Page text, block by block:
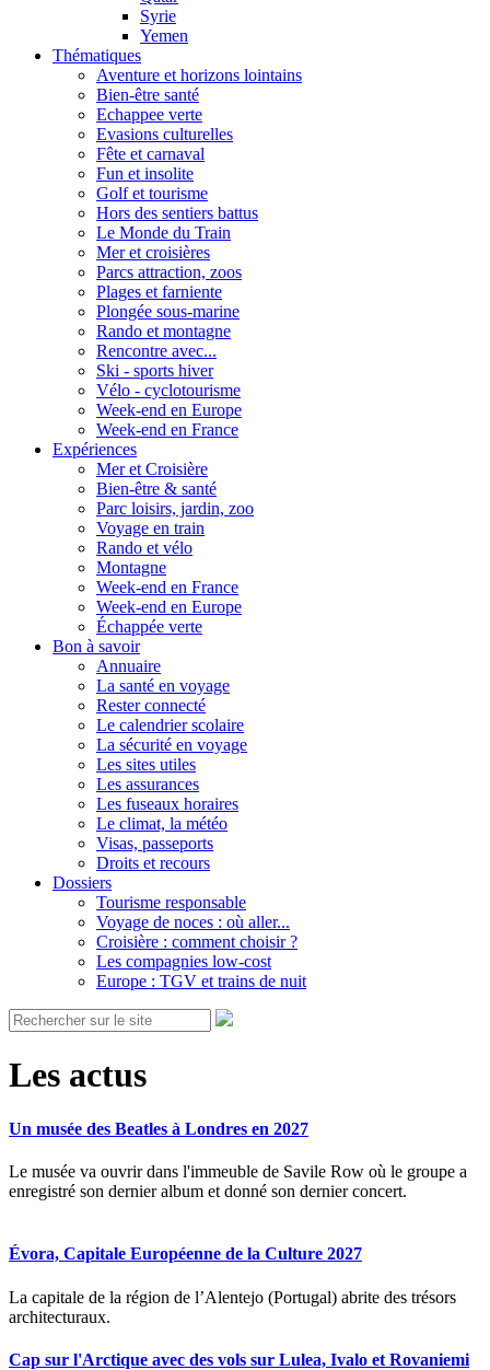
Syrie
Yemen
Thématiques
Aventure et horizons lointains
Bien-être santé
Echappee verte
Evasions culturelles
Fête et carnaval
Fun et insolite
Golf et tourisme
Hors des sentiers battus
Le Monde du Train
Mer et croisières
Parcs attraction, zoos
Plages et farniente
Plongée sous-marine
Rando et montagne
Rencontre avec...
Ski - sports hiver
Vélo - cyclotourisme
Week-end en Europe
Week-end en France
Expériences
Mer et Croisière
Bien-être & santé
Parc loisirs, jardin, zoo
Voyage en train
Rando et vélo
Montagne
Week-end en France
Week-end en Europe
Échappée verte
Bon à savoir
Annuaire
La santé en voyage
Rester connecté
Le calendrier scolaire
La sécurité en voyage
Les sites utiles
Les assurances
Les fuseaux horaires
Le climat, la météo
Visas, passeports
Droits et recours
Dossiers
Tourisme responsable
Voyage de noces : où aller...
Croisière : comment choisir ?
Les compagnies low-cost
Europe : TGV et trains de nuit
Les actus
Un musée des Beatles à Londres en 2027
Le musée va ouvrir dans l'immeuble de Savile Row où le groupe a
enregistré son dernier album et donné son dernier concert.
Évora, Capitale Européenne de la Culture 2027
La capitale de la région de l’Alentejo (Portugal) abrite des trésors
architecturaux.
Cap sur l'Arctique avec des vols sur Lulea, Ivalo et Rovaniemi